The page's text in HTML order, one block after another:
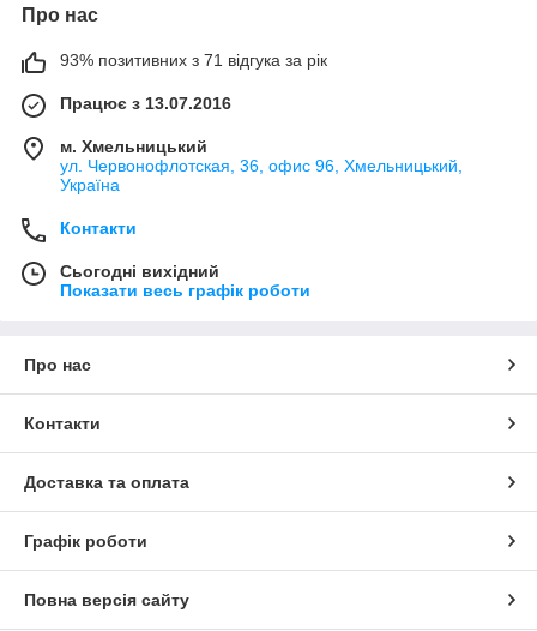
Про нас
93% позитивних з 71 відгука за рік
Працює з 13.07.2016
м. Хмельницький
ул. Червонофлотская, 36, офис 96, Хмельницький,
Україна
Контакти
Сьогодні вихідний
Показати весь графік роботи
Про нас
Контакти
Доставка та оплата
Графік роботи
Повна версія сайту